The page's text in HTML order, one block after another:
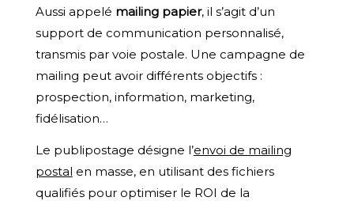
Aussi appelé mailing papier, il s’agit d’un
support de communication personnalisé,
transmis par voie postale. Une campagne de
mailing peut avoir différents objectifs :
prospection, information, marketing,
fidélisation…
Le publipostage désigne l’envoi de mailing
postal en masse, en utilisant des fichiers
qualifiés pour optimiser le ROI de la